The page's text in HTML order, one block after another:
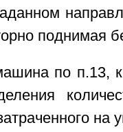
поднимая
по п.13,
на